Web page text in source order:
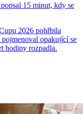
15 minut, kdy se
2026 pohřbila
pojmenoval opakující se
hodiny rozpadla.